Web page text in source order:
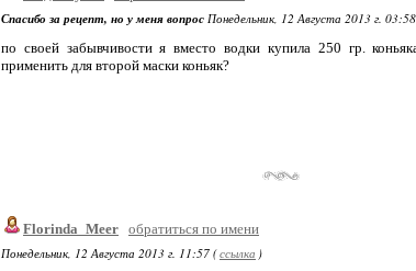
Спасибо за рецепт, но у меня вопрос Понедельник, 12 Августа 2013 г.
по своей забывчивости я вместо водки купила 250 гр.
применить для второй маски коньяк?
Florinda_Meer обратиться по имени
Понедельник, 12 Августа 2013 г. 11:57 (ссылка )